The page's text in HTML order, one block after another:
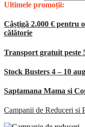
Ultimele promoții:
Câștigă 2.000 € pentru
călătorie
Transport gratuit peste
Stock Busters 4 – 10
Saptamana Mama si
Campanii de Reduceri si